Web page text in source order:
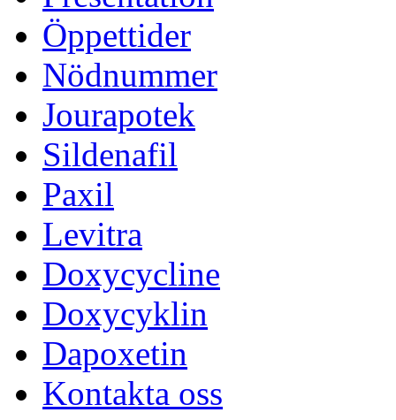
Öppettider
Nödnummer
Jourapotek
Sildenafil
Paxil
Levitra
Doxycycline
Doxycyklin
Dapoxetin
Kontakta oss